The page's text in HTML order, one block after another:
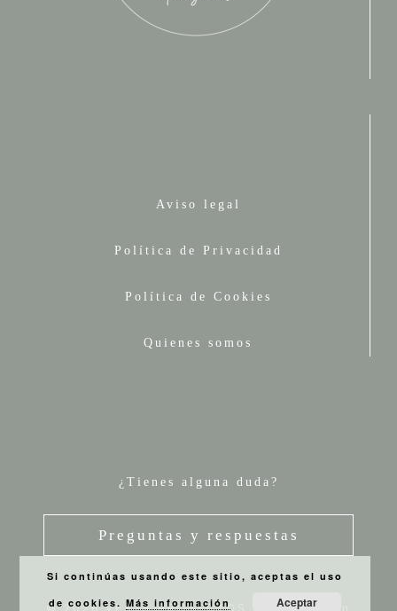
Aviso legal
Política de Privacidad
Política de Cookies
Quienes somos
¿Tienes alguna duda?
Preguntas y respuestas
© 2026 VESTA PROYECTOS • Creado con
Si continúas usando este sitio, aceptas el uso
de cookies.Más información Aceptar